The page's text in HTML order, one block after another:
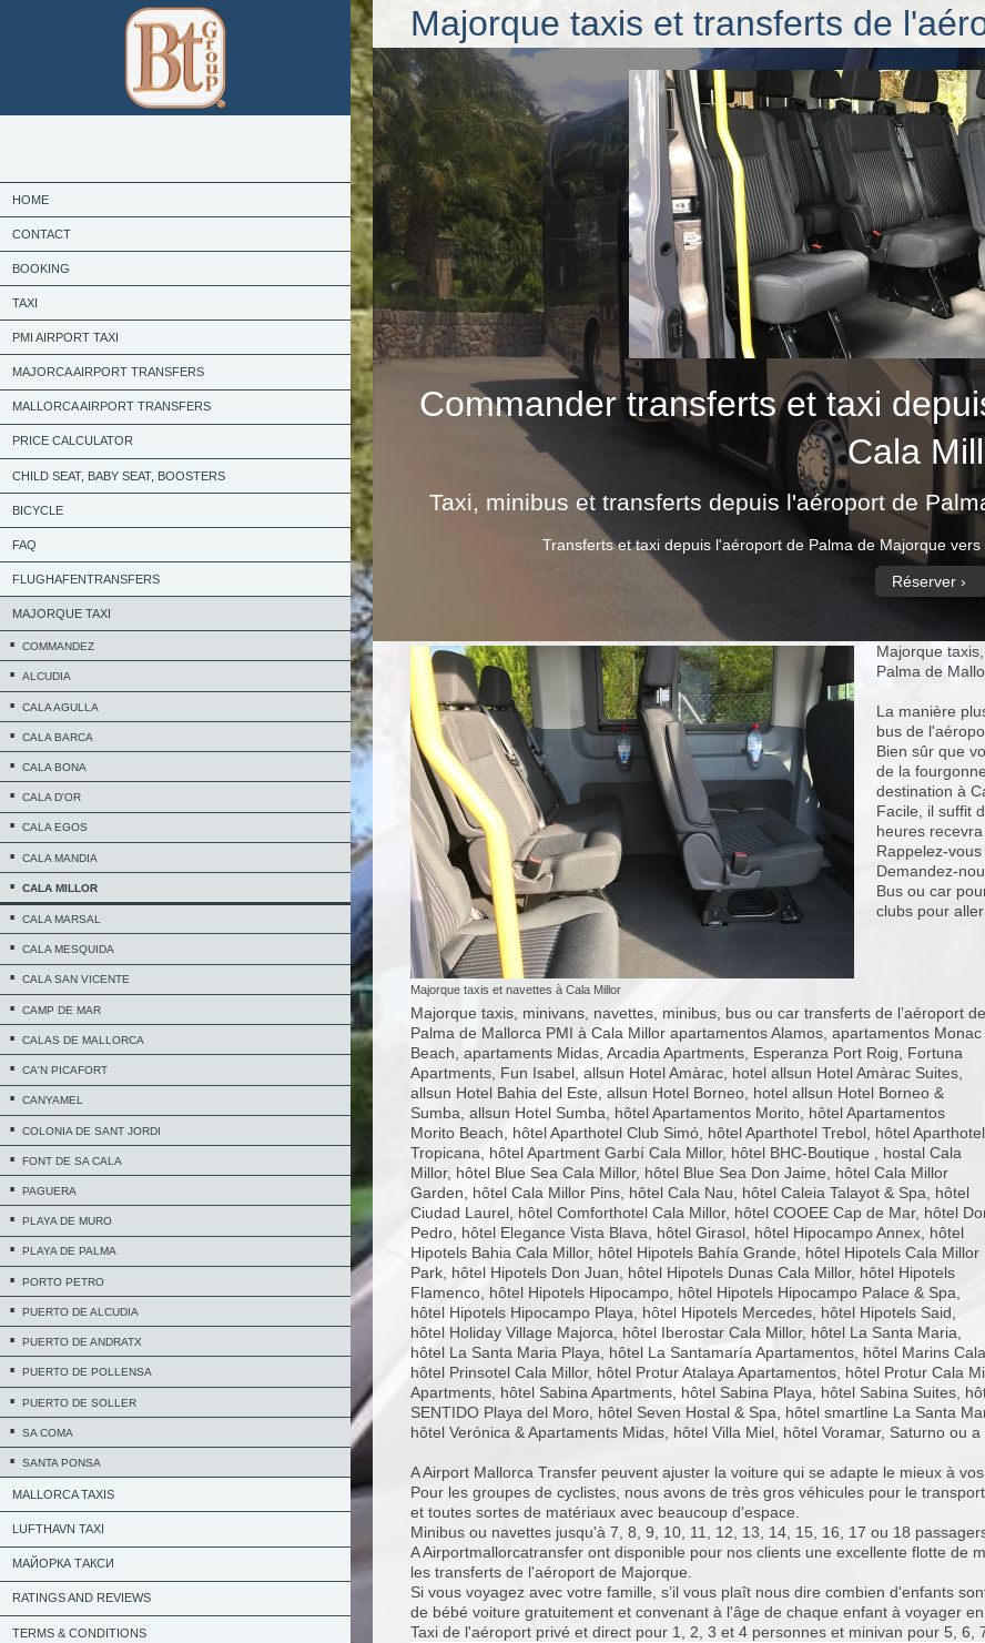
HOME
CONTACT
BOOKING
TAXI
PMI AIRPORT TAXI
MAJORCA AIRPORT TRANSFERS
MALLORCA AIRPORT TRANSFERS
PRICE CALCULATOR
CHILD SEAT, BABY SEAT, BOOSTERS
BICYCLE
FAQ
FLUGHAFENTRANSFERS
MAJORQUE TAXI
COMMANDEZ
ALCUDIA
CALA AGULLA
CALA BARCA
CALA BONA
CALA D'OR
CALA EGOS
CALA MANDIA
CALA MILLOR
CALA MARSAL
CALA MESQUIDA
CALA SAN VICENTE
CAMP DE MAR
CALAS DE MALLORCA
CA'N PICAFORT
CANYAMEL
COLONIA DE SANT JORDI
FONT DE SA CALA
PAGUERA
PLAYA DE MURO
PLAYA DE PALMA
PORTO PETRO
PUERTO DE ALCUDIA
PUERTO DE ANDRATX
PUERTO DE POLLENSA
PUERTO DE SOLLER
SA COMA
SANTA PONSA
MALLORCA TAXIS
LUFTHAVN TAXI
МАЙОРКА ТАКСИ
RATINGS AND REVIEWS
TERMS & CONDITIONS
Majorque taxis et transferts de
Commander transferts et taxi
Cala
Taxi, minibus et transferts depuis l'aéroport de
Transferts et taxi depuis l'aéroport de Palma de Majorque
Réserver
Majorque taxis et navettes à Cala Millor
Majorque
Palma de
La manière
bus de
Bien sûr que
de la
destination à
Facile, il suffit
heures
Rappelez-
Demandez-
Bus ou car
clubs pour
Majorque taxis, minivans, navettes, minibus, bus ou car transferts de l’aéroport de
Palma de Mallorca PMI à Cala Millor apartamentos Alamos, apartamentos Monac
Beach, apartaments Midas, Arcadia Apartments, Esperanza Port Roig, Fortuna
Apartments, Fun Isabel, allsun Hotel Amàrac, hotel allsun Hotel Amàrac Suites,
allsun Hotel Bahia del Este, allsun Hotel Borneo, hotel allsun Hotel Borneo &
Sumba, allsun Hotel Sumba, hôtel Apartamentos Morito, hôtel Apartamentos
Morito Beach, hôtel Aparthotel Club Simó, hôtel Aparthotel Trebol, hôtel Aparthotel
Tropicana, hôtel Apartment Garbí Cala Millor, hôtel BHC-Boutique , hostal Cala
Millor, hôtel Blue Sea Cala Millor, hôtel Blue Sea Don Jaime, hôtel Cala Millor
Garden, hôtel Cala Millor Pins, hôtel Cala Nau, hôtel Caleia Talayot & Spa, hôtel
Ciudad Laurel, hôtel Comforthotel Cala Millor, hôtel COOEE Cap de Mar, hôtel
Pedro, hôtel Elegance Vista Blava, hôtel Girasol, hôtel Hipocampo Annex, hôtel
Hipotels Bahia Cala Millor, hôtel Hipotels Bahía Grande, hôtel Hipotels Cala Millor
Park, hôtel Hipotels Don Juan, hôtel Hipotels Dunas Cala Millor, hôtel Hipotels
Flamenco, hôtel Hipotels Hipocampo, hôtel Hipotels Hipocampo Palace & Spa,
hôtel Hipotels Hipocampo Playa, hôtel Hipotels Mercedes, hôtel Hipotels Said,
hôtel Holiday Village Majorca, hôtel Iberostar Cala Millor, hôtel La Santa Maria,
hôtel La Santa Maria Playa, hôtel La Santamaría Apartamentos, hôtel Marins
hôtel Prinsotel Cala Millor, hôtel Protur Atalaya Apartamentos, hôtel Protur Cala
Apartments, hôtel Sabina Apartments, hôtel Sabina Playa, hôtel Sabina Suites,
SENTIDO Playa del Moro, hôtel Seven Hostal & Spa, hôtel smartline La Santa
hôtel Verónica & Apartaments Midas, hôtel Villa Miel, hôtel Voramar, Saturno ou
A Airport Mallorca Transfer peuvent ajuster la voiture qui se adapte le mieux à
Pour les groupes de cyclistes, nous avons de très gros véhicules pour le
et toutes sortes de matériaux avec beaucoup d'espace.
Minibus ou navettes jusqu'à 7, 8, 9, 10, 11, 12, 13, 14, 15, 16, 17 ou 18
A Airportmallorcatransfer ont disponible pour nos clients une excellente flotte de
les transferts de l'aéroport de Majorque.
Si vous voyagez avec votre famille, s’il vous plaît nous dire combien d'enfants
de bébé voiture gratuitement et convenant à l'âge de chaque enfant à voyager
Taxi de l'aéroport privé et direct pour 1, 2, 3 et 4 personnes et minivan pour 5, 6,